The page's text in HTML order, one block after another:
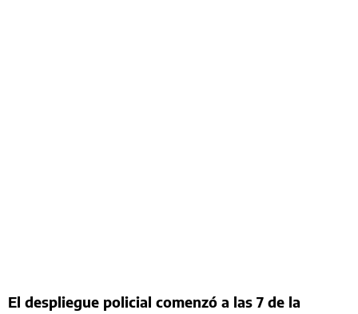
El despliegue policial comenzó a las 7 de la